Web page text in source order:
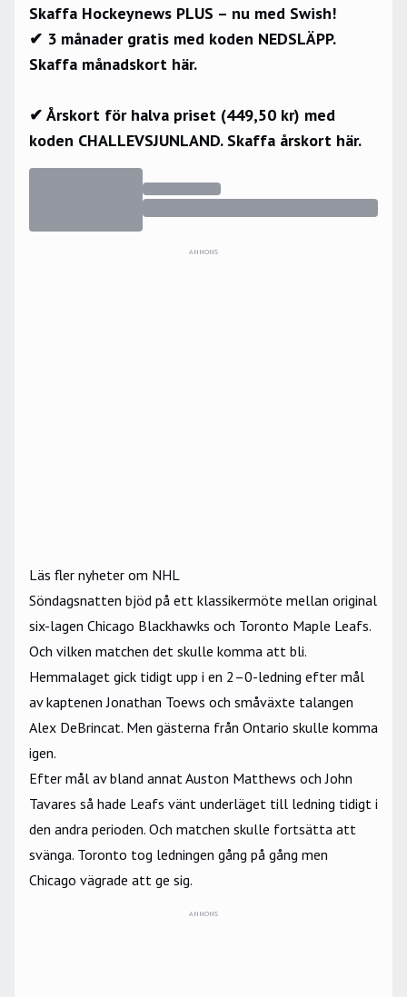
Skaffa Hockeynews PLUS – nu med Swish!
✔ 3 månader gratis med koden NEDSLÄPP.
Skaffa månadskort här.
✔ Årskort för halva priset (449,50 kr) med
koden CHALLEVSJUNLAND. Skaffa årskort här.
ANNONS
Läs fler nyheter om NHL
Söndagsnatten bjöd på ett klassikermöte mellan original
six-lagen Chicago Blackhawks och Toronto Maple Leafs.
Och vilken matchen det skulle komma att bli.
Hemmalaget gick tidigt upp i en 2–0-ledning efter mål
av kaptenen Jonathan Toews och småväxte talangen
Alex DeBrincat. Men gästerna från Ontario skulle komma
igen.
Efter mål av bland annat Auston Matthews och John
Tavares så hade Leafs vänt underläget till ledning tidigt i
den andra perioden. Och matchen skulle fortsätta att
svänga. Toronto tog ledningen gång på gång men
Chicago vägrade att ge sig.
ANNONS